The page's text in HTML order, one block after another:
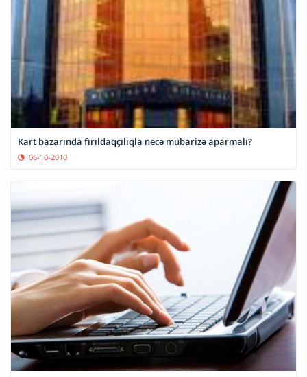
Kart bazarında fırıldaqçılıqla necə mübarizə aparmalı?
06-10-2010